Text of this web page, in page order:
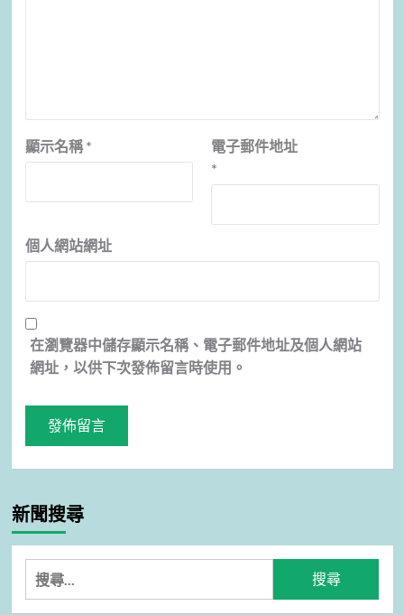
顯示名稱 *
電子郵件地址
*
個人網站網址
在瀏覽器中儲存顯示名稱、電子郵件地址及個人網站
網址，以供下次發佈留言時使用。
新聞搜尋
搜
尋